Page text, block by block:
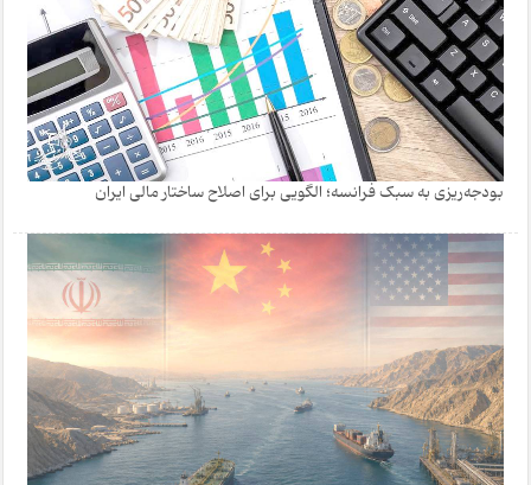
بودجه‌ریزی به سبک فرانسه؛ الگویی برای اصلاح ساختار مالی ایران